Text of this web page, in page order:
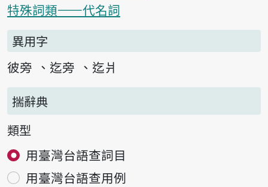
特殊詞類——代名詞
異用字
彼旁
迄旁
迄爿
揣辭典
類型
用臺灣台語查詞目
用臺灣台語查用例